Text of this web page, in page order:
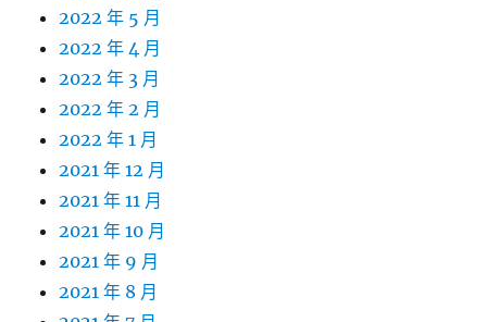
2022 年 5 月
2022 年 4 月
2022 年 3 月
2022 年 2 月
2022 年 1 月
2021 年 12 月
2021 年 11 月
2021 年 10 月
2021 年 9 月
2021 年 8 月